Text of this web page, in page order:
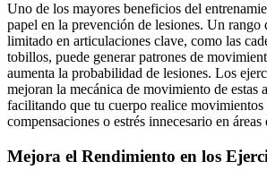
Uno de los mayores beneficios del
papel en la prevención de lesiones. Un rango
limitado en articulaciones clave, como las
tobillos, puede generar patrones de
aumenta la probabilidad de lesiones. Los
mejoran la mecánica de movimiento de estas
facilitando que tu cuerpo realice movimientos
compensaciones o estrés innecesario en áreas
Mejora el Rendimiento en los